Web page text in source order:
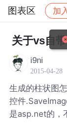
图表区 加
社区 图表区
关于vs自
i9ni
2015-04-28
生成的柱状图
控件
是asp.net的，